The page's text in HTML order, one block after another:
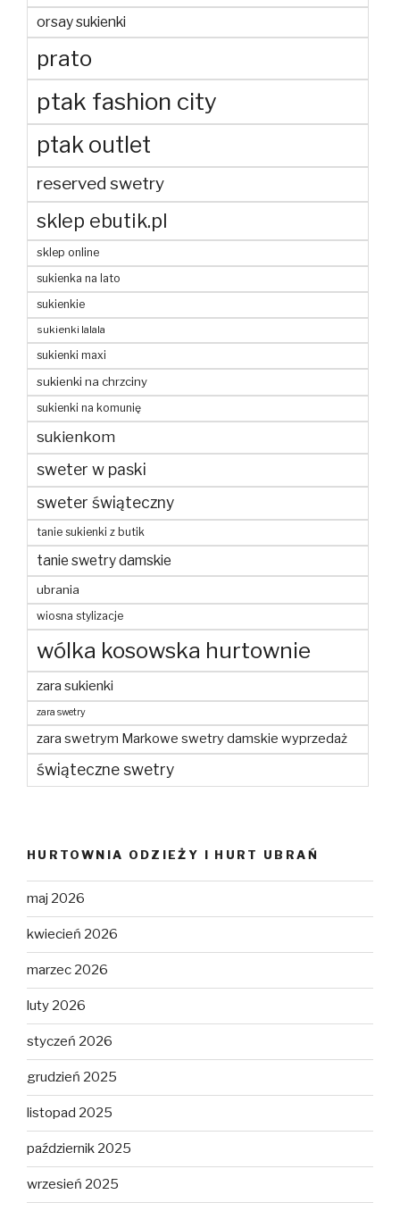
orsay sukienki
prato
ptak fashion city
ptak outlet
reserved swetry
sklep ebutik.pl
sklep online
sukienka na lato
sukienkie
sukienki lalala
sukienki maxi
sukienki na chrzciny
sukienki na komunię
sukienkom
sweter w paski
sweter świąteczny
tanie sukienki z butik
tanie swetry damskie
ubrania
wiosna stylizacje
wólka kosowska hurtownie
zara sukienki
zara swetry
zara swetrym Markowe swetry damskie wyprzedaż
świąteczne swetry
HURTOWNIA ODZIEŻY I HURT UBRAŃ
maj 2026
kwiecień 2026
marzec 2026
luty 2026
styczeń 2026
grudzień 2025
listopad 2025
październik 2025
wrzesień 2025